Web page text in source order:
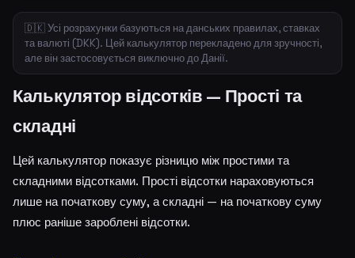
🇩🇰 Усі розрахунки базуються на данських правилах, ставках
та валюті (DKK). Цей калькулятор перекладено для зручності,
але він застосовується виключно до Данії.
Калькулятор відсотків — Прості та
складні
Цей калькулятор показує різницю між простими та
складними відсотками. Прості відсотки нараховуються
лише на початкову суму, а складні — на початкову суму
плюс раніше зароблені відсотки.